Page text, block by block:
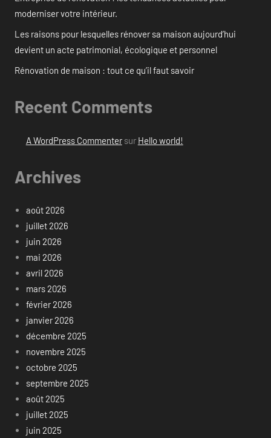
moderniser votre intérieur.
Les raisons pour lesquelles rénover sa maison aujourd’hui
devient un acte patrimonial, écologique et personnel
Rénovation de maison : tout ce qu’il faut savoir
Recent Comments
A WordPress Commentersur Hello world!
Archives
août 2026
juillet 2026
juin 2026
mai 2026
avril 2026
mars 2026
février 2026
janvier 2026
décembre 2025
novembre 2025
octobre 2025
septembre 2025
août 2025
juillet 2025
juin 2025